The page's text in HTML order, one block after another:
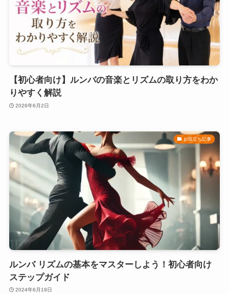
【初心者向け】ルンバの音楽とリズムの取り方をわか
りやすく解説
2026年6月2日
お役立ち記事
ルンバ リズムの基本をマスターしよう！初心者向け
ステップガイド
2024年6月19日